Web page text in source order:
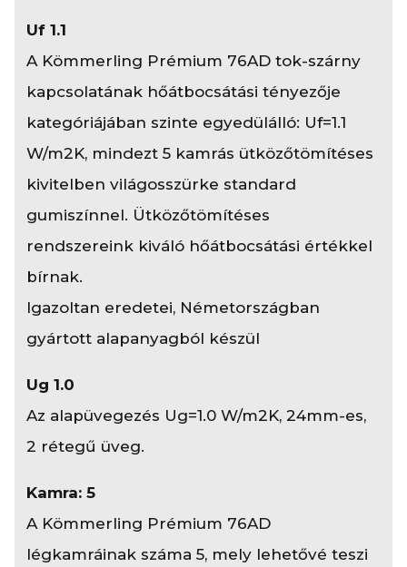
Uf 1.1
A Kömmerling Prémium 76AD tok-szárny
kapcsolatának hőátbocsátási tényezője
kategóriájában szinte egyedülálló: Uf=1.1
W/m2K, mindezt 5 kamrás ütközőtömítéses
kivitelben világosszürke standard
gumiszínnel. Ütközőtömítéses
rendszereink kiváló hőátbocsátási értékkel
bírnak.
Igazoltan eredetei, Németországban
gyártott alapanyagból készül
Ug 1.0
Az alapüvegezés Ug=1.0 W/m2K, 24mm-es,
2 rétegű üveg.
Kamra: 5
A Kömmerling Prémium 76AD
légkamráinak száma 5, mely lehetővé teszi